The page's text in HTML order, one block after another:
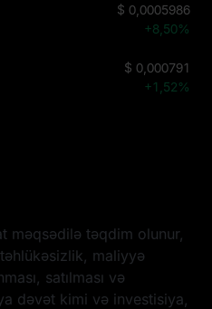
$ 0,0005986
+8,50%
$ 0,000791
+1,52%
məqsədilə təqdim olunur,
maliyyə
satılması və
dəvət kimi və investisiya,